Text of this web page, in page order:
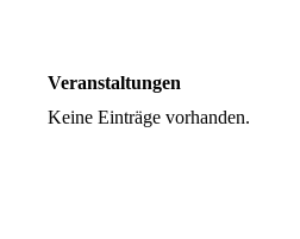
Veranstaltungen
Keine Einträge vorhanden.